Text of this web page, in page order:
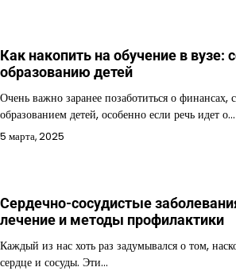
Как накопить на обучение в вузе:
образованию детей
Очень важно заранее позаботиться о финансах,
образованием детей, особенно если речь идет о…
5 марта, 2025
Сердечно-сосудистые
лечение и методы профилактики
Каждый из нас хоть раз задумывался о том,
сердце и сосуды. Эти…